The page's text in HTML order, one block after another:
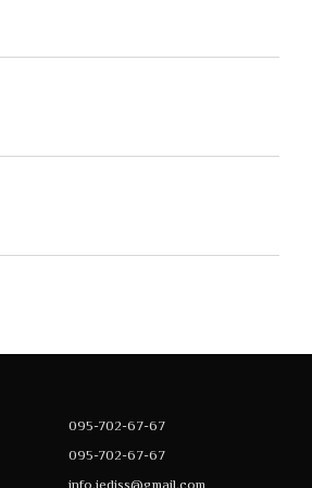
095-702-67-67
095-702-67-67
info.jediss@gmail.com